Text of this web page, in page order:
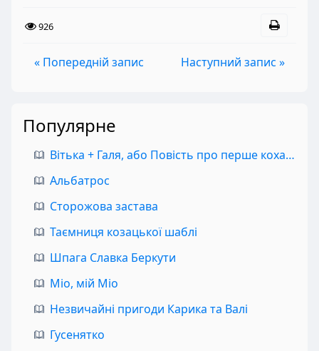
926
« Попередній запис Наступний запис »
Популярне
Вітька + Галя, або Повість про перше кохання
Альбатрос
Сторожова застава
Таємниця козацької шаблі
Шпага Славка Беркути
Міо, мій Міо
Незвичайні пригоди Карика та Валі
Гусенятко